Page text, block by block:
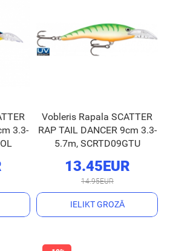
3.3-
Vobleris Rapala SCATTER
RAP TAIL DANCER 9cm 3.3-
5.7m, SCRTD09GTU
13.45EUR
14.95EUR
IELIKT GROZĀ